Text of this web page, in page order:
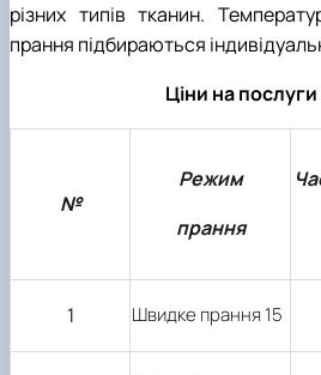
різних типів тканин.
прання підбираються
Ціни на
№
Режим
прання
1 Швидке прання 15